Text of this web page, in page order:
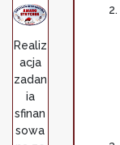
Realiz
acja
zadan
ia
sfinan
sowa